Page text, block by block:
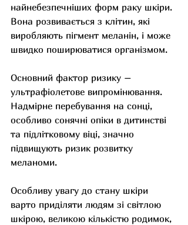
найнебезпечніших форм раку шкіри.
Вона розвивається з клітин, які
виробляють пігмент меланін, і може
швидко поширюватися організмом.
Основний фактор ризику –
ультрафіолетове випромінювання.
Надмірне перебування на сонці,
особливо сонячні опіки в дитинстві
та підлітковому віці, значно
підвищують ризик розвитку
меланоми.
Особливу увагу до стану шкіри
варто приділяти людям зі світлою
шкірою, великою кількістю родимок,